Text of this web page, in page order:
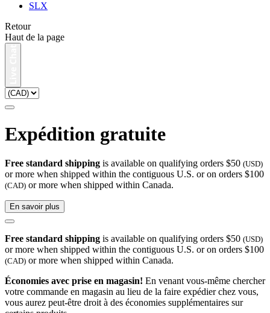
SLX
Retour
Haut de la page
Expédition gratuite
Free standard shipping is available on qualifying orders $50 (USD)
or more when shipped within the contiguous U.S. or on orders $100
(CAD) or more when shipped within Canada.
En savoir plus
Free standard shipping is available on qualifying orders $50 (USD)
or more when shipped within the contiguous U.S. or on orders $100
(CAD) or more when shipped within Canada.
Économies avec prise en magasin! En venant vous-même chercher
votre commande en magasin au lieu de la faire expédier chez vous,
vous aurez peut-être droit à des économies supplémentaires sur